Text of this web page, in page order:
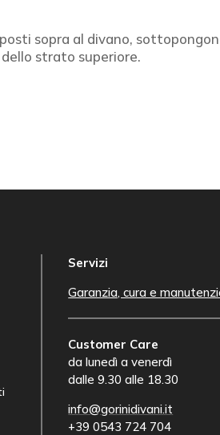
posti sopra al divano,
strato superiore.
Servizi
Garanzia, cura e
Customer Care
da lunedì a venerdì
dalle 9.30 alle 18.30
info@gorinidivani.it
+39 0543 724 704